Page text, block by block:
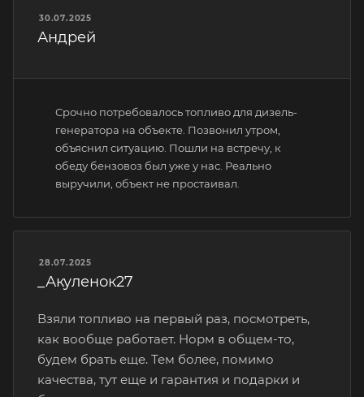
30.07.2025
Андрей
Срочно потребовалось топливо для дизель-
генератора на объекте. Позвонил утром,
объяснил ситуацию. Пошли на встречу, к
обеду бензовоз был уже у нас. Реально
выручили, объект не простаивал.
28.07.2025
_Акуленок27
Взяли топливо на первый раз, посмотреть,
как вообще работает. Норм в общем-то,
будем брать еще. Тем более, помимо
качества, тут еще и гарантия и подарки и